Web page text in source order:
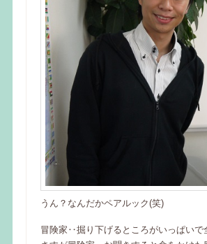
うん？なんだかペアルック(笑)
冒険家‥掘り下げるところがいっぱいで